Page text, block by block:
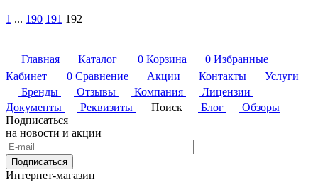
1 ... 190 191 192
Главная Каталог 0 Корзина 0 Избранные
Кабинет
0 Сравнение Акции Контакты
Услуги
Бренды
Отзывы Компания
Лицензии
Документы
Реквизиты Поиск Блог
Обзоры
Подписаться
на новости и акции
Подписаться
Интернет-магазин